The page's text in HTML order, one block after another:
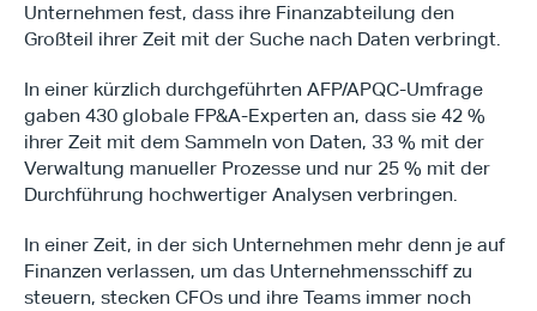
Unternehmen fest, dass ihre Finanzabteilung den
Großteil ihrer Zeit mit der Suche nach Daten verbringt.
In einer kürzlich durchgeführten AFP/APQC-Umfrage
gaben 430 globale FP&A-Experten an, dass sie 42 %
ihrer Zeit mit dem Sammeln von Daten, 33 % mit der
Verwaltung manueller Prozesse und nur 25 % mit der
Durchführung hochwertiger Analysen verbringen.
In einer Zeit, in der sich Unternehmen mehr denn je auf
Finanzen verlassen, um das Unternehmensschiff zu
steuern, stecken CFOs und ihre Teams immer noch